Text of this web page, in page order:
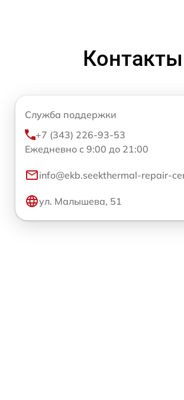
Контакты
Служба поддержки
+7 (343) 226-93-53
Ежедневно с 9:00 до 21:00
info@ekb.seekthermal-repair-
ул. Малышева, 51